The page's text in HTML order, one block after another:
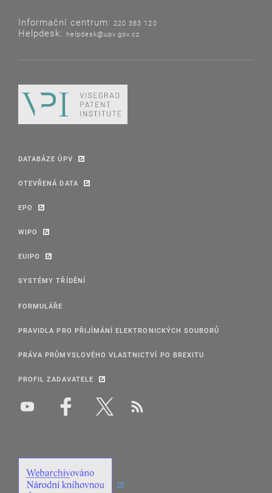
Informační centrum: 220 383 120
Helpdesk: helpdesk@upv.gov.cz
DATABÁZE ÚPV
OTEVŘENÁ DATA
EPO
WIPO
EUIPO
SYSTÉMY TŘÍDĚNÍ
FORMULÁŘE
PRAVIDLA PRO PŘIJÍMÁNÍ ELEKTRONICKÝCH SOUBORŮ
PRÁVA PRŮMYSLOVÉHO VLASTNICTVÍ PO BREXITU
PROFIL ZADAVATELE